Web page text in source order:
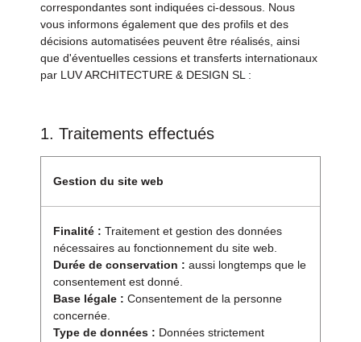
correspondantes sont indiquées ci-dessous. Nous
vous informons également que des profils et des
décisions automatisées peuvent être réalisés, ainsi
que d'éventuelles cessions et transferts internationaux
par LUV ARCHITECTURE & DESIGN SL :
1. Traitements effectués
Gestion du site web
Finalité : Traitement et gestion des données
nécessaires au fonctionnement du site web.
Durée de conservation : aussi longtemps que le
consentement est donné.
Base légale : Consentement de la personne
concernée.
Type de données : Données strictement